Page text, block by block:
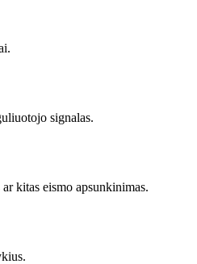
signalas.
kitas eismo apsunkinimas.